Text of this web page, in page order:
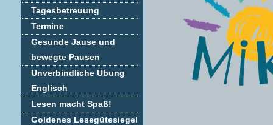
Tagesbetreuung
Termine
Gesunde Jause und
bewegte Pausen
Unverbindliche Übung
Englisch
Lesen macht Spaß!
Goldenes Lesegütesiegel